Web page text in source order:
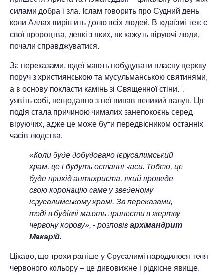
силами добра і зла. Іслам говорить про Судний день,
коли Аллах вирішить долю всіх людей. В юдаїзмі теж є
свої пророцтва, деякі з яких, як кажуть віруючі люди,
почали справджуватися.
За переказами, юдеї мають побудувати власну церкву
поруч з християнською та мусульманською святинями,
а в основу покласти камінь зі Священної стіни. І,
уявіть собі, нещодавно з неї випав великий валун. Ця
подія стала причиною чималих занепокоєнь серед
віруючих, адже це може бути передвісником останніх
часів людства.
«Коли буде добудовано ієрусалимський
храм, це і будуть останні часи. Тобто, це
буде прихід антихриста, який проведе
свою коронацію саме у зведеному
ієрусалимському храмі. За переказами,
тоді в будівлі мають принести в жертву
червону корову», - розповів архімандрит
Макарій.
Цікаво, що трохи раніше у Єрусалимі народилося теля
червоного кольору – це дивовижне і рідкісне явище.